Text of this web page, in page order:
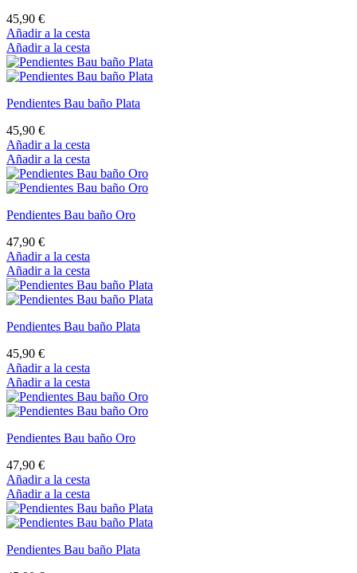
47,90 €
Añadir a la cesta
Añadir a la cesta
Pendientes Bau baño Plata
45,90 €
Añadir a la cesta
Añadir a la cesta
Colgante Bau baño Plata
34,20 €
Añadir a la cesta
Añadir a la cesta
Colgante Bau baño Oro
36,00 €
Añadir a la cesta
Añadir a la cesta
Colgante Bau baño Plata
34,20 €
Añadir a la cesta
Añadir a la cesta
Colgante Bau baño Oro